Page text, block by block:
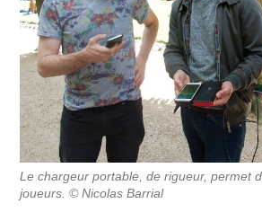
Le chargeur portable, de rigueur, permet
joueurs. © Nicolas Barrial